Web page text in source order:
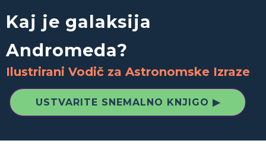
Kaj je galaksija
Andromeda?
Ilustrirani Vodič za Astronomske Izraze
USTVARITE SNEMALNO KNJIGO ▶